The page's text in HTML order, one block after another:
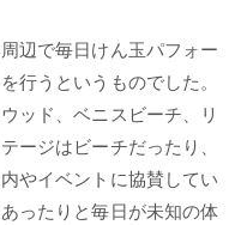
辺で毎日けん玉パフォー
行うというものでした。
ッド、ベニスビーチ、リ
ージはビーチだったり、
やイベントに協賛してい
ったりと毎日が未知の体